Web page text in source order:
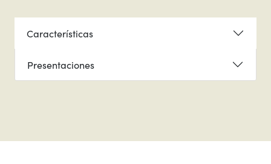
Características
Presentaciones